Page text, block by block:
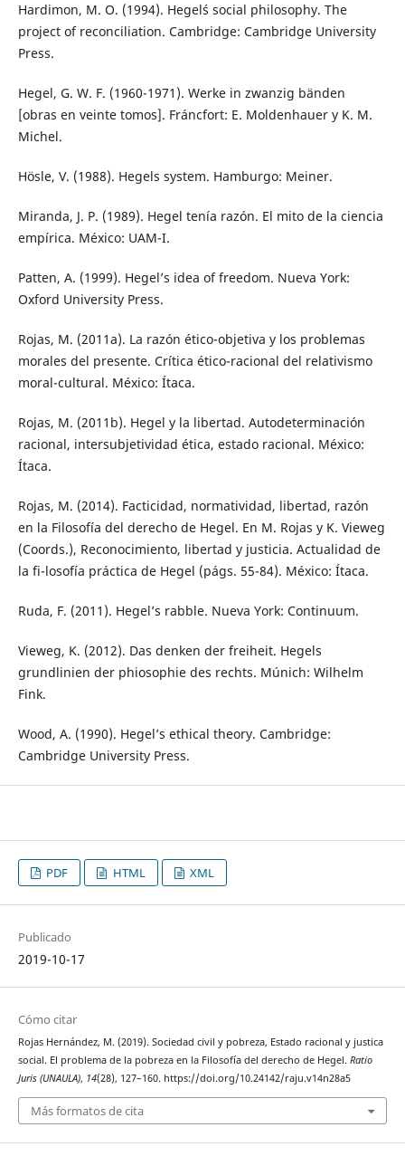
Hardimon, M. O. (1994). Hegel´s social philosophy. The
project of reconciliation. Cambridge: Cambridge University
Press.
Hegel, G. W. F. (1960-1971). Werke in zwanzig bänden
[obras en veinte tomos]. Fráncfort: E. Moldenhauer y K. M.
Michel.
Hösle, V. (1988). Hegels system. Hamburgo: Meiner.
Miranda, J. P. (1989). Hegel tenía razón. El mito de la ciencia
empírica. México: UAM-I.
Patten, A. (1999). Hegel’s idea of freedom. Nueva York:
Oxford University Press.
Rojas, M. (2011a). La razón ético-objetiva y los problemas
morales del presente. Crítica ético-racional del relativismo
moral-cultural. México: Ítaca.
Rojas, M. (2011b). Hegel y la libertad. Autodeterminación
racional, intersubjetividad ética, estado racional. México:
Ítaca.
Rojas, M. (2014). Facticidad, normatividad, libertad, razón
en la Filosofía del derecho de Hegel. En M. Rojas y K. Vieweg
(Coords.), Reconocimiento, libertad y justicia. Actualidad de
la fi-losofía práctica de Hegel (págs. 55-84). México: Ítaca.
Ruda, F. (2011). Hegel’s rabble. Nueva York: Continuum.
Vieweg, K. (2012). Das denken der freiheit. Hegels
grundlinien der phiosophie des rechts. Múnich: Wilhelm
Fink.
Wood, A. (1990). Hegel’s ethical theory. Cambridge:
Cambridge University Press.
PDF HTML XML
Publicado
2019-10-17
Cómo citar
Rojas Hernández, M. (2019). Sociedad civil y pobreza, Estado racional y justica
social. El problema de la pobreza en la Filosofía del derecho de Hegel. Ratio
Juris (UNAULA), 14(28), 127–160. https://doi.org/10.24142/raju.v14n28a5
Más formatos de cita